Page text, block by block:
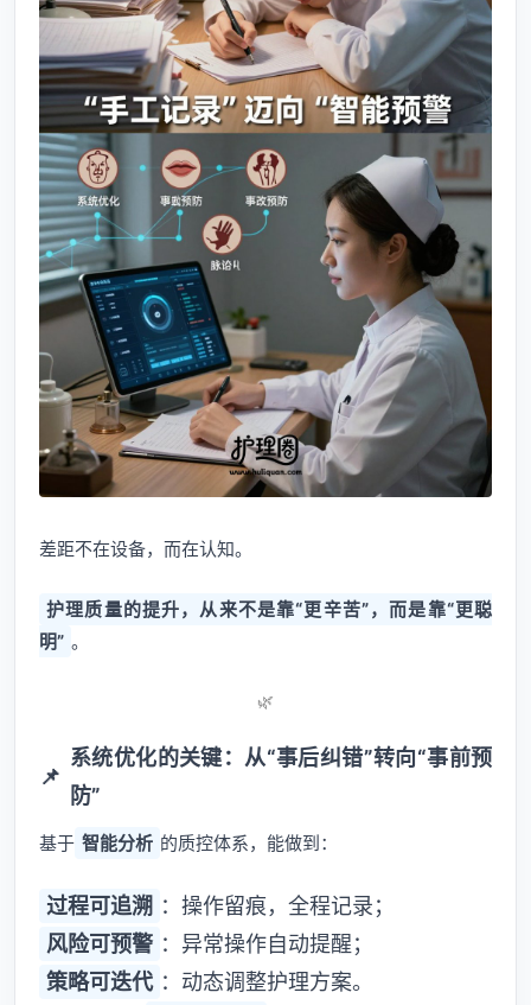
差距不在设备，而在认知。
护理质量的提升，从来不是靠“更辛苦”，而是靠“更聪
明” 。
🌿
📌
系统优化的关键：从“事后纠错”转向“事前预
防”
基于 智能分析 的质控体系，能做到：
过程可追溯 ：操作留痕，全程记录；
风险可预警 ：异常操作自动提醒；
策略可迭代 ：动态调整护理方案。